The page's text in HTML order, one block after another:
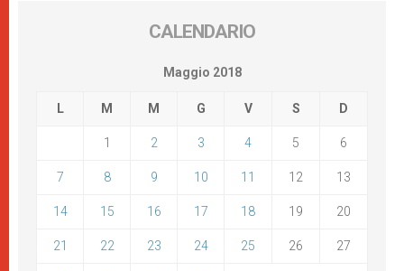
CALENDARIO
Maggio 2018
L M M G V S D
1 2 3 4 5 6
7 8 9 10 11 12 13
14 15 16 17 18 19 20
21 22 23 24 25 26 27